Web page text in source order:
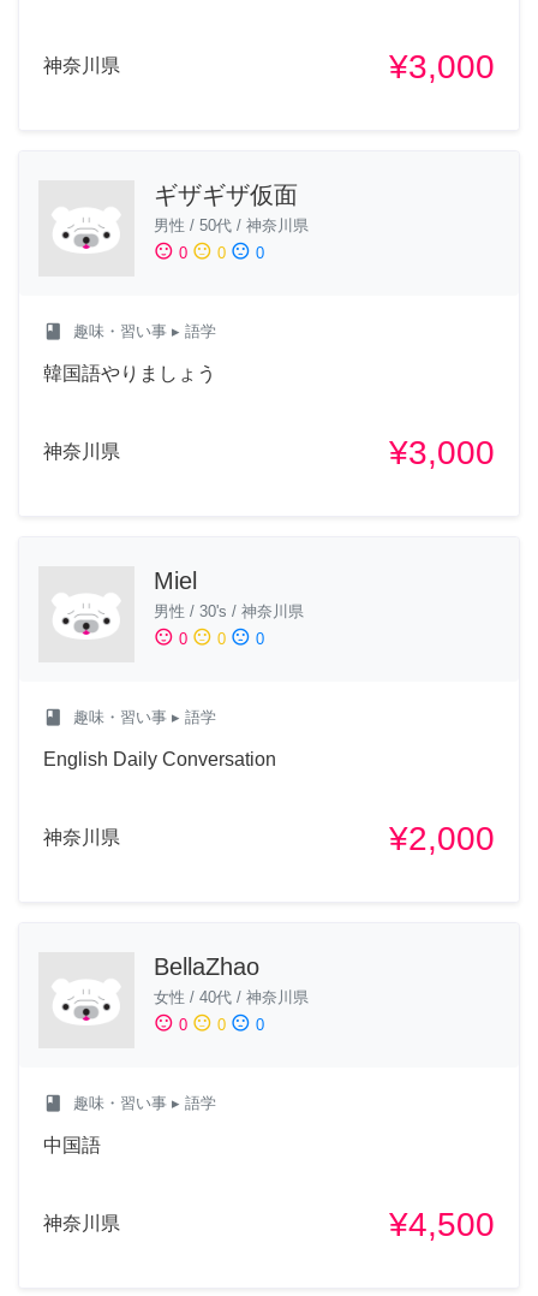
神奈川県 ¥3,000
ギザギザ仮面
男性 / 50代 / 神奈川県
sentiment_satisfied 0 sentiment_neutral 0 sentiment_dissatisfied 0
class 趣味・習い事 ▸ 語学
韓国語やりましょう
神奈川県 ¥3,000
Miel
男性 / 30's / 神奈川県
sentiment_satisfied 0 sentiment_neutral 0 sentiment_dissatisfied 0
class 趣味・習い事 ▸ 語学
English Daily Conversation
神奈川県 ¥2,000
BellaZhao
女性 / 40代 / 神奈川県
sentiment_satisfied 0 sentiment_neutral 0 sentiment_dissatisfied 0
class 趣味・習い事 ▸ 語学
中国語
神奈川県 ¥4,500